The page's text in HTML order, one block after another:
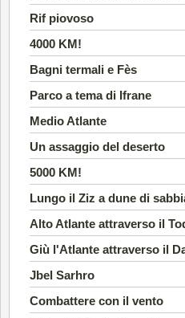
Rif piovoso
4000 KM!
Bagni termali e Fès
Parco a tema di Ifrane
Medio Atlante
Un assaggio del deserto
5000 KM!
Lungo il Ziz a dune di
Alto Atlante attraverso il
Giù l'Atlante attraverso il
Jbel Sarhro
Combattere con il vento